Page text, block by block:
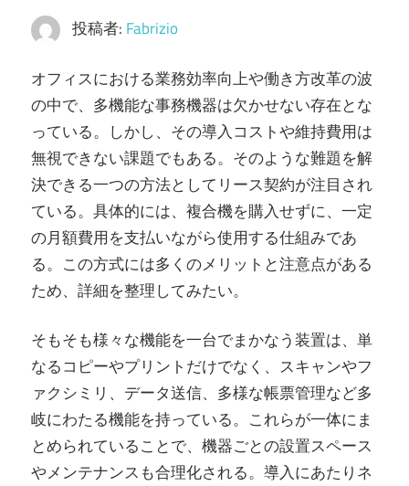
投稿者: Fabrizio
オフィスにおける業務効率向上や働き方改革の波
の中で、多機能な事務機器は欠かせない存在とな
っている。 しかし、その導入コストや維持費用は
無視できない課題でもある。そのような難題を解
決できる一つの方法としてリース契約が注目され
ている。具体的には、複合機を購入せずに、一定
の月額費用を支払いながら使用する仕組みであ
る。この方式には多くのメリットと注意点がある
ため、詳細を整理してみたい。
そもそも様々な機能を一台でまかなう装置は、単
なるコピーやプリントだけでなく、スキャンやフ
ァクシミリ、データ送信、多様な帳票管理など多
岐にわたる機能を持っている。これらが一体にま
とめられていることで、機器ごとの設置スペース
やメンテナンスも合理化される。導入にあたりネ